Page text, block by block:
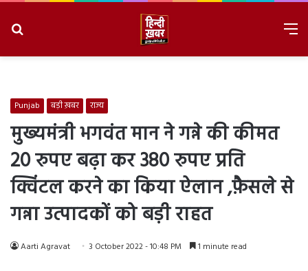
Punjab बड़ी ख़बर राज्य
मुख्यमंत्री भगवंत मान ने गन्ने की कीमत
20 रुपए बढ़ा कर 380 रुपए प्रति
क्विंटल करने का किया ऐलान ,फ़ैसले से
गन्ना उत्पादकों को बड़ी राहत
Aarti Agravat 3 October 2022 - 10:48 PM 1 minute read